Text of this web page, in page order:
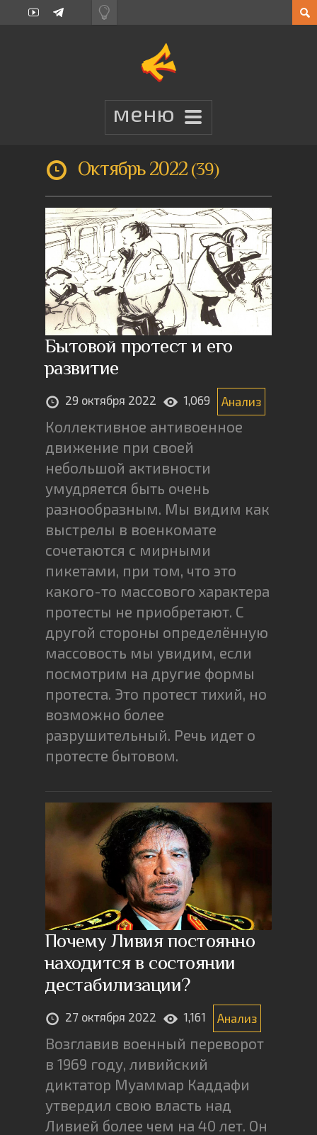
Октябрь 2022 39
Бытовой протест и его
развитие
29 октября 2022 1,069 Анализ
Коллективное антивоенное
движение при своей
небольшой активности
умудряется быть очень
разнообразным. Мы видим как
выстрелы в военкомате
сочетаются с мирными
пикетами, при том, что это
какого-то массового характера
протесты не приобретают. С
другой стороны определённую
массовость мы увидим, если
посмотрим на другие формы
протеста. Это протест тихий, но
возможно более
разрушительный. Речь идет о
протесте бытовом.
Почему Ливия постоянно
находится в состоянии
дестабилизации?
27 октября 2022 1,161 Анализ
Возглавив военный переворот
в 1969 году, ливийский
диктатор Муаммар Каддафи
утвердил свою власть над
Ливией более чем на 40 лет. Он